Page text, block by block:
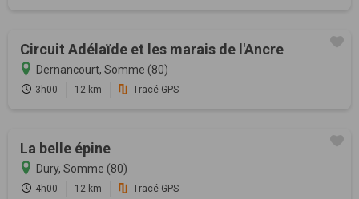
Circuit Adélaïde et les marais de l'Ancre
Dernancourt, Somme (80)
3h00 12 km Tracé GPS
La belle épine
Dury, Somme (80)
4h00 12 km Tracé GPS